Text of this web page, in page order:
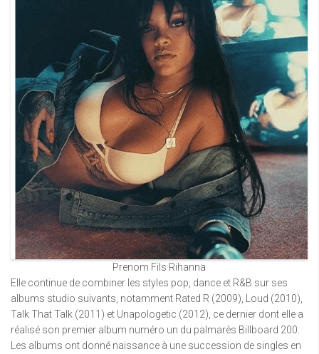
Prenom Fils Rihanna
Elle continue de combiner les styles pop, dance et R&B sur ses
albums studio suivants, notamment Rated R (2009), Loud (2010),
Talk That Talk (2011) et Unapologetic (2012), ce dernier dont elle a
réalisé son premier album numéro un du palmarès Billboard 200.
Les albums ont donné naissance à une succession de singles en